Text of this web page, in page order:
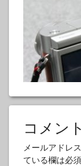
コメン
メールアドレ
ている欄は必